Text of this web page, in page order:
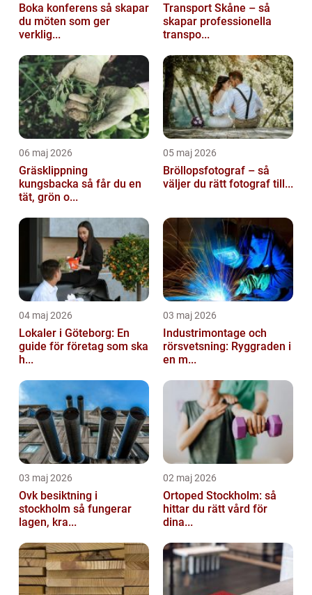
Boka konferens så skapar
du möten som ger
verklig...
Transport Skåne – så
skapar professionella
transpo...
06 maj 2026
Gräsklippning
kungsbacka så får du en
tät, grön o...
05 maj 2026
Bröllopsfotograf – så
väljer du rätt fotograf till...
04 maj 2026
Lokaler i Göteborg: En
guide för företag som ska
h...
03 maj 2026
Industrimontage och
rörsvetsning: Ryggraden i
en m...
03 maj 2026
Ovk besiktning i
stockholm så fungerar
lagen, kra...
02 maj 2026
Ortoped Stockholm: så
hittar du rätt vård för
dina...